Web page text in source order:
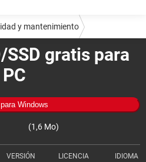
gratis para
PC
Windows
(1,6 Mo)
VERSIÓN LICENCIA IDIOMA
y mantenimiento